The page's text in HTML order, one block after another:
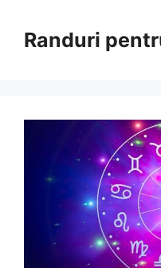
conținutRanduri